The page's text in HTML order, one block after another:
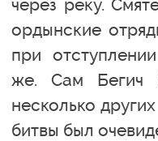
через реку.
ордынские
при
же. Сам Бегич
несколько
битвы был